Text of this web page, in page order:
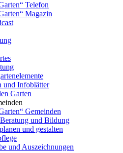
Telefon
Magazin
und Infoblätter
Garten
Gemeinden
und Bildung
und gestalten
und Auszeichnungen